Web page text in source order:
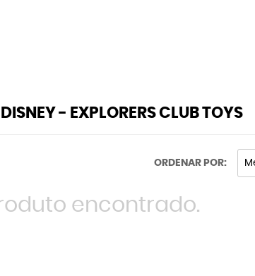
- EXPLORERS CLUB TOYS
ORDENAR POR
encontrado.